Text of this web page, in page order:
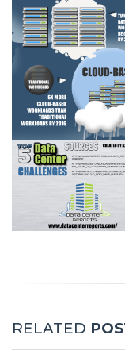
RELATED